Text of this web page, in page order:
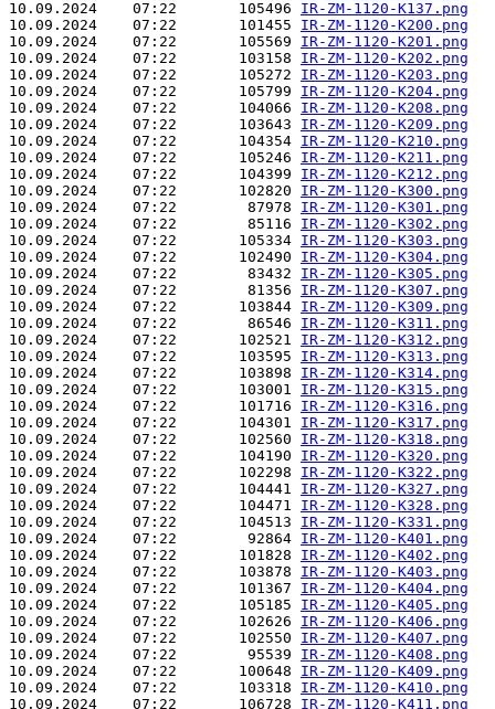
10.09.2024    07:22       105496 IR-ZM-1120-K137.png
10.09.2024    07:22       101455 IR-ZM-1120-K200.png
10.09.2024    07:22       105569 IR-ZM-1120-K201.png
10.09.2024    07:22       103158 IR-ZM-1120-K202.png
10.09.2024    07:22       105272 IR-ZM-1120-K203.png
10.09.2024    07:22       105799 IR-ZM-1120-K204.png
10.09.2024    07:22       104066 IR-ZM-1120-K208.png
10.09.2024    07:22       103643 IR-ZM-1120-K209.png
10.09.2024    07:22       104354 IR-ZM-1120-K210.png
10.09.2024    07:22       105246 IR-ZM-1120-K211.png
10.09.2024    07:22       104399 IR-ZM-1120-K212.png
10.09.2024    07:22       102820 IR-ZM-1120-K300.png
10.09.2024    07:22        87978 IR-ZM-1120-K301.png
10.09.2024    07:22        85116 IR-ZM-1120-K302.png
10.09.2024    07:22       105334 IR-ZM-1120-K303.png
10.09.2024    07:22       102490 IR-ZM-1120-K304.png
10.09.2024    07:22        83432 IR-ZM-1120-K305.png
10.09.2024    07:22        81356 IR-ZM-1120-K307.png
10.09.2024    07:22       103844 IR-ZM-1120-K309.png
10.09.2024    07:22        86546 IR-ZM-1120-K311.png
10.09.2024    07:22       102521 IR-ZM-1120-K312.png
10.09.2024    07:22       103595 IR-ZM-1120-K313.png
10.09.2024    07:22       103898 IR-ZM-1120-K314.png
10.09.2024    07:22       103001 IR-ZM-1120-K315.png
10.09.2024    07:22       101716 IR-ZM-1120-K316.png
10.09.2024    07:22       104301 IR-ZM-1120-K317.png
10.09.2024    07:22       102560 IR-ZM-1120-K318.png
10.09.2024    07:22       104190 IR-ZM-1120-K320.png
10.09.2024    07:22       102298 IR-ZM-1120-K322.png
10.09.2024    07:22       104441 IR-ZM-1120-K327.png
10.09.2024    07:22       104471 IR-ZM-1120-K328.png
10.09.2024    07:22       104513 IR-ZM-1120-K331.png
10.09.2024    07:22        92864 IR-ZM-1120-K401.png
10.09.2024    07:22       101828 IR-ZM-1120-K402.png
10.09.2024    07:22       103878 IR-ZM-1120-K403.png
10.09.2024    07:22       101367 IR-ZM-1120-K404.png
10.09.2024    07:22       105185 IR-ZM-1120-K405.png
10.09.2024    07:22       102626 IR-ZM-1120-K406.png
10.09.2024    07:22       102550 IR-ZM-1120-K407.png
10.09.2024    07:22        95539 IR-ZM-1120-K408.png
10.09.2024    07:22       100648 IR-ZM-1120-K409.png
10.09.2024    07:22       103318 IR-ZM-1120-K410.png
10.09.2024    07:22       106728 IR-ZM-1120-K411.png